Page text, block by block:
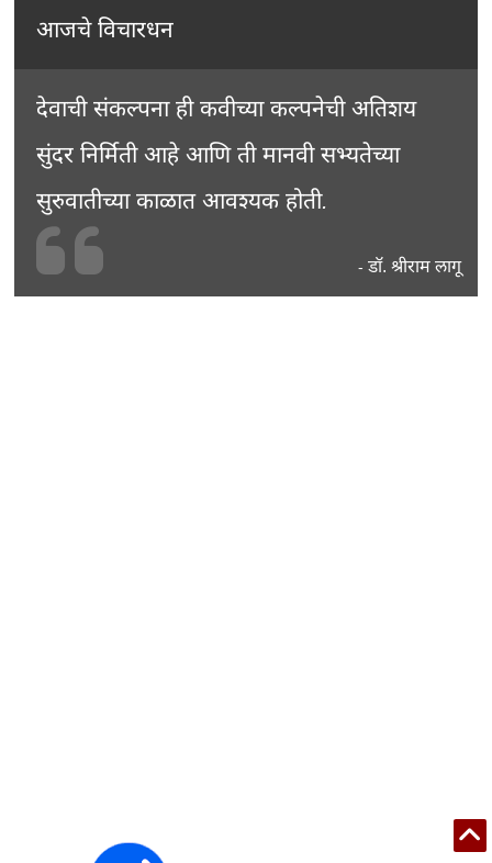
आजचे विचारधन
देवाची संकल्पना ही कवीच्या कल्पनेची अतिशय
सुंदर निर्मिती आहे आणि ती मानवी सभ्यतेच्या
सुरुवातीच्या काळात आवश्यक होती.
- डॉ. श्रीराम लागू